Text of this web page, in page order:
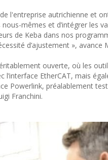
l'entreprise autrichienne et
mêmes et d’intégrer les
de Keba dans nos
d’ajustement », avance
ouverte, où les
EtherCAT, mais
Powerlink, préalablement
Franchini.